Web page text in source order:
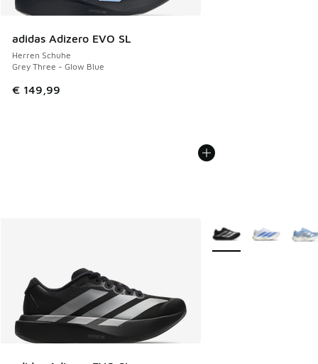
adidas Adizero EVO SL
Herren Schuhe
Grey Three - Glow Blue
€ 149,99
Weitere Farben